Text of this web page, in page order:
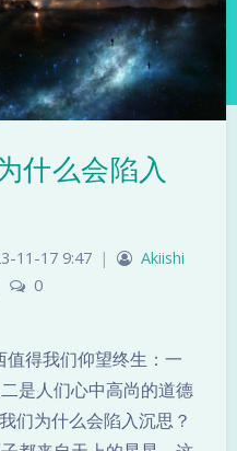
日落 暗化 灰度
什么会陷入
11-17 9:47 |
Akiishi
0
值得我们仰望终生：一
是人们心中高尚的道德
们为什么会陷入沉思？